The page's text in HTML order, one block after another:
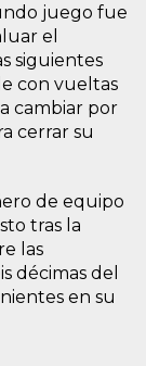
juego fue
el
siguientes
con vueltas
cambiar por
cerrar su
de equipo
tras la
las
décimas del
en su